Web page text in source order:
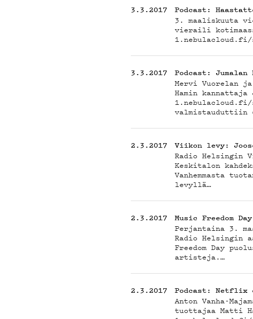
3.3.2017 Podcast:
3. maaliskuuta
vieraili
1.nebulacloud.fi/
3.3.2017 Podcast:
Mervi Vuorelan
Hamin
1.nebulacloud.fi/
valmistauduttiin
2.3.2017 Viikon levy:
Radio Helsingin
Keskitalon
Vanhemmasta
levyllä…
2.3.2017 Music Freedom
Perjantaina 3.
Radio Helsingin
Freedom Day
artisteja.…
2.3.2017 Podcast: Netflix
Anton Vanha-
tuottajaa Matti